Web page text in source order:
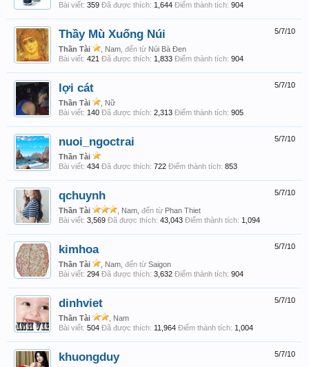
Bài viết: 359 Đã được thích: 1,644 Điểm thành tích: 904
5/7/10
Thầy Mù Xuống Núi
Thần Tài , Nam, đến từ Núi Bà Đen
Bài viết: 421 Đã được thích: 1,833 Điểm thành tích: 904
5/7/10
lợi cát
Thần Tài
, Nữ
Bài viết: 140 Đã được thích: 2,313 Điểm thành tích: 905
5/7/10
nuoi_ngoctrai
Thần Tài
Bài viết: 434 Đã được thích: 722 Điểm thành tích: 853
5/7/10
qchuynh
Thần Tài , Nam, đến từ Phan Thiet
Bài viết: 3,569 Đã được thích: 43,043 Điểm thành tích: 1,094
5/7/10
kimhoa
Thần Tài , Nam, đến từ Saigon
Bài viết: 294 Đã được thích: 3,632 Điểm thành tích: 904
5/7/10
dinhviet
Thần Tài
, Nam
Bài viết: 504 Đã được thích: 11,964 Điểm thành tích: 1,004
5/7/10
khuongduy